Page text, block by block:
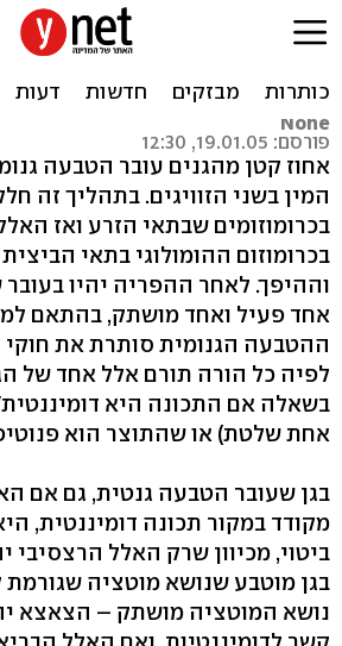
הטבעה גנטית
None
None
פורסם: 19.01.05, 12:30
אחוז קטן מהגנים עובר הטבעה
המין בשני הזוויגים. בתהליך זה
בכרומוזומים שבתאי הזרע ואז
בכרומוזום ההומולוגי בתאי
וההיפך. לאחר ההפריה יהיו בעובר
אחד פעיל ואחד מושתק, בהתאם
ההטבעה הגנומית סותרת את
לפיה כל הורה תורם אלל אחד של
בשאלה אם התכונה היא
אחת שלטת) או שהתוצר הוא פנוטיפ
בגן שעובר הטבעה גנטית, גם אם
מקודד במקור תכונה דומיננטית,
ביטוי, מכיוון שרק האלל הרצסיבי
בגן מוטבע שנושא מוטציה
נושא המוטציה מושתק – הצאצא